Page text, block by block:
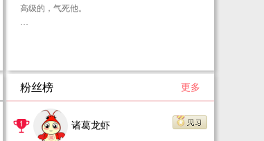
高级的，气死他。
安慕希：怎么？怕我给不起，信不信分分钟拿钱
陆谋：有话好商量，小姐你想要什么样的？
粉丝榜 更多
诸葛龙虾